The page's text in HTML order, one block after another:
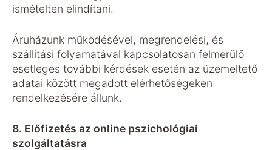
ismételten elindítani.
Áruházunk működésével, megrendelési, és
szállítási folyamatával kapcsolatosan felmerülő
esetleges további kérdések esetén az üzemeltető
adatai között megadott elérhetőségeken
rendelkezésére állunk.
8. Előfizetés az online pszichológiai
szolgáltatásra